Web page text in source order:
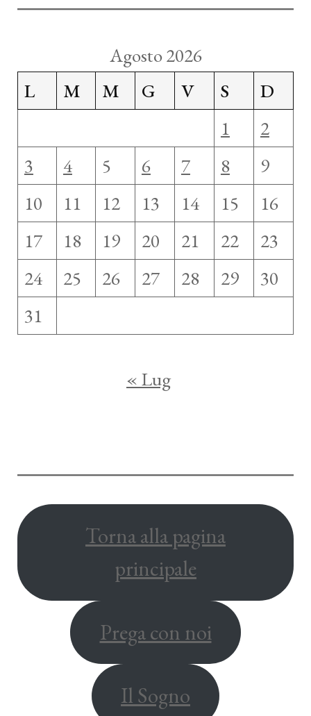
Agosto 2026
L
M M G V S
D
1
2
3
4 5 6 7 8
9
10
11 12 13 14 15
16
17
18 19 20 21 22
23
24
25 26 27 28 29
30
31
« Lug
Torna alla pagina
principale
Prega con noi
Il Sogno